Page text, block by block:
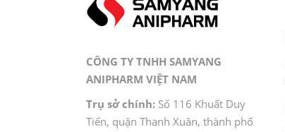
CÔNG TY TNHH SAMYANG
ANIPHARM VIỆT NAM
Trụ sở chính: Số 116 Khuất Duy
Tiến, quận Thanh Xuân, thành phố